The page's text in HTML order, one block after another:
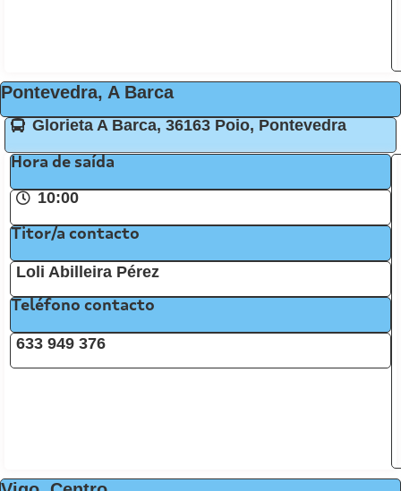
Pontevedra, A Barca
Glorieta A Barca, 36163 Poio, Pontevedra
Hora de saída
10:00
Titor/a contacto
Loli Abilleira Pérez
Teléfono contacto
633 949 376